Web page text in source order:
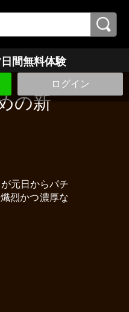
間無料体験
ログイン
の新
元日からパチ
烈かつ濃厚な